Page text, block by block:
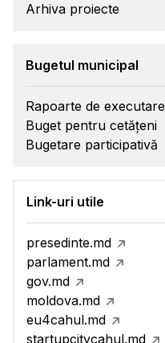
Arhiva proiecte
Bugetul municipal
Rapoarte de executare
Buget pentru cetățeni
Bugetare participativă
Link-uri utile
presedinte.md
parlament.md
gov.md
moldova.md
eu4cahul.md
startupcitycahul.md